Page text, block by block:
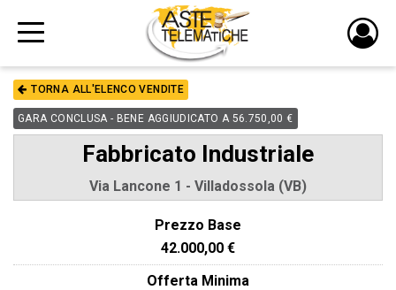
TORNA ALL'ELENCO VENDITE
GARA CONCLUSA - BENE AGGIUDICATO A 56.750,00 €
Fabbricato Industriale
Via Lancone 1 - Villadossola (VB)
Prezzo Base
42.000,00 €
Offerta Minima